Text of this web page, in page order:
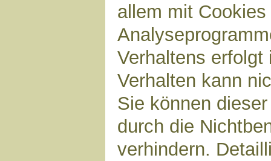
allem mit
Verhaltens
Verhalten kann
Sie können
durch die
verhindern.